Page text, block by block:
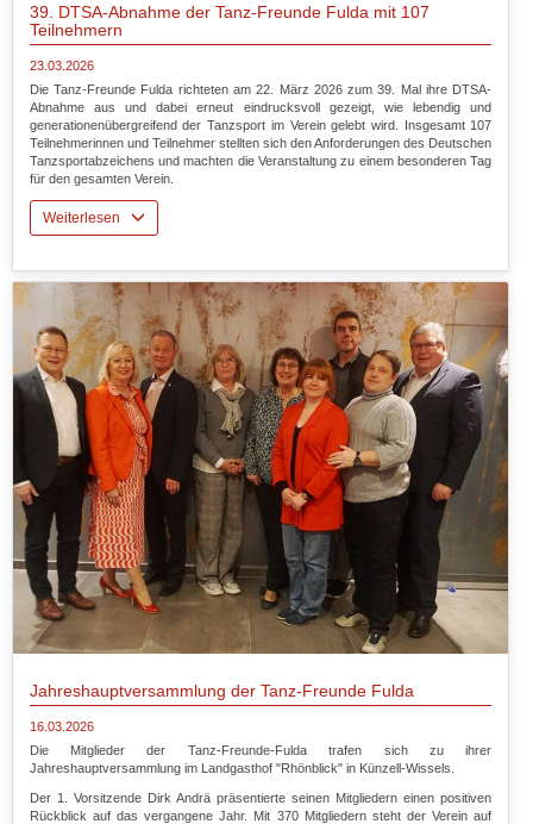
39. DTSA-Abnahme der Tanz-Freunde Fulda mit 107
Teilnehmern
23.03.2026
Die Tanz-Freunde Fulda richteten am 22. März 2026 zum 39. Mal ihre DTSA-
Abnahme aus und dabei erneut eindrucksvoll gezeigt, wie lebendig und
generationenübergreifend der Tanzsport im Verein gelebt wird. Insgesamt 107
Teilnehmerinnen und Teilnehmer stellten sich den Anforderungen des Deutschen
Tanzsportabzeichens und machten die Veranstaltung zu einem besonderen Tag
für den gesamten Verein.
Weiterlesen
Jahreshauptversammlung der Tanz-Freunde Fulda
16.03.2026
Die Mitglieder der Tanz-Freunde-Fulda trafen sich zu ihrer
Jahreshauptversammlung im Landgasthof "Rhönblick" in Künzell-Wissels.
Der 1. Vorsitzende Dirk Andrä präsentierte seinen Mitgliedern einen positiven
Rückblick auf das vergangene Jahr. Mit 370 Mitgliedern steht der Verein auf